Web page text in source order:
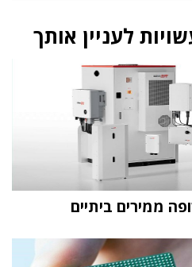
לעניין אותך
ממירים ביתיים